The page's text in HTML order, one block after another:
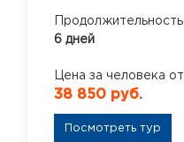
Продолжительность
6 дней
Цена за человека от
38 850 руб.
Посмотреть тур